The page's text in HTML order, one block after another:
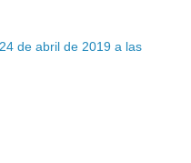
24 de abril de 2019 a las